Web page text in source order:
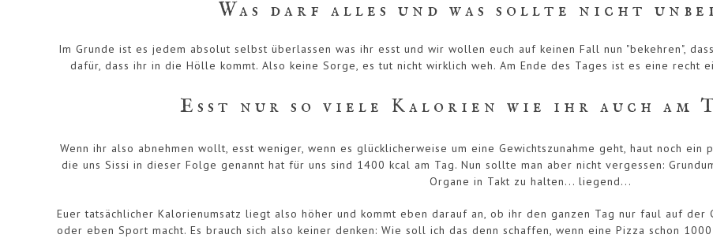
Was darf alles und was sollte nicht
Im Grunde ist es jedem absolut selbst überlassen was ihr esst und wir wollen euch auf keinen Fall nun "bekehren",
dafür, dass ihr in die Hölle kommt. Also keine Sorge, es tut nicht wirklich weh. Am Ende des Tages ist es eine recht
Esst nur so viele Kalorien wie ihr auch am
Wenn ihr also abnehmen wollt, esst weniger, wenn es glücklicherweise um eine Gewichtszunahme geht, haut noch ein
die uns Sissi in dieser Folge genannt hat für uns sind 1400 kcal am Tag. Nun sollte man aber nicht vergessen:
Organe in Takt zu halten... liegend...
Euer tatsächlicher Kalorienumsatz liegt also höher und kommt eben darauf an, ob ihr den ganzen Tag nur faul auf der
oder eben Sport macht. Es brauch sich also keiner denken: Wie soll ich das denn schaffen, wenn eine Pizza schon